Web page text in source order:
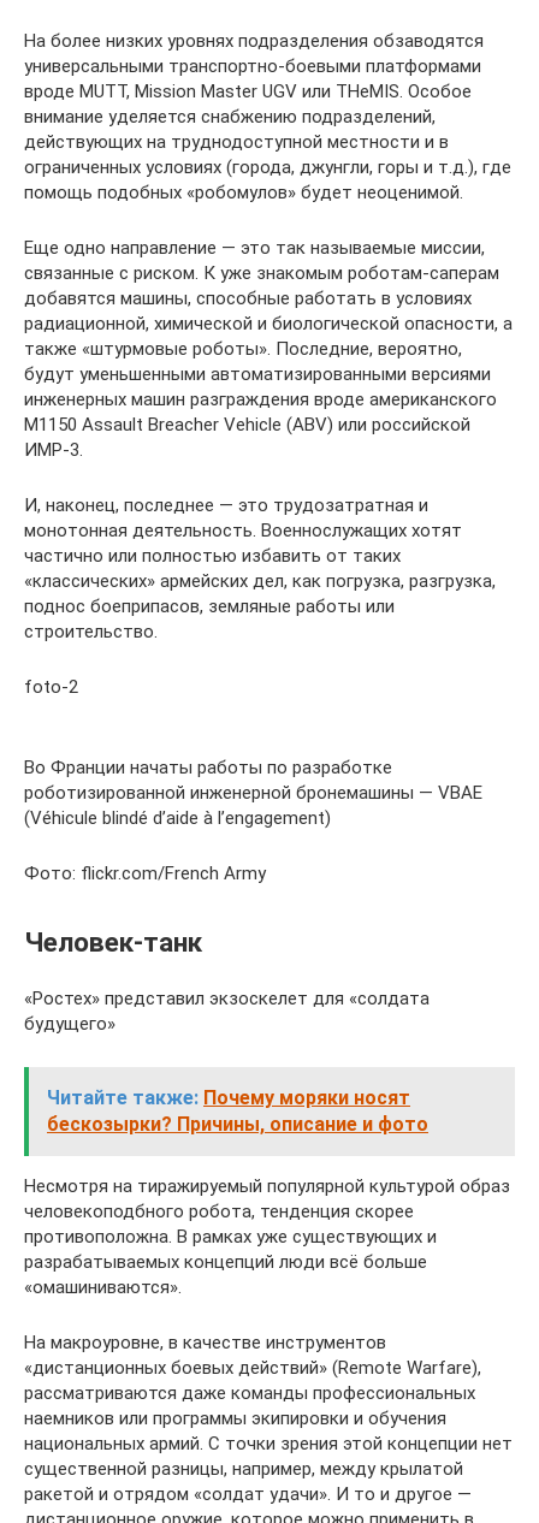
На более низких уровнях подразделения обзаводятся
универсальными транспортно-боевыми платформами
вроде MUTT, Mission Master UGV или THeMIS. Особое
внимание уделяется снабжению подразделений,
действующих на труднодоступной местности и в
ограниченных условиях (города, джунгли, горы и т.д.), где
помощь подобных «робомулов» будет неоценимой.
Еще одно направление — это так называемые миссии,
связанные с риском. К уже знакомым роботам-саперам
добавятся машины, способные работать в условиях
радиационной, химической и биологической опасности, а
также «штурмовые роботы». Последние, вероятно,
будут уменьшенными автоматизированными версиями
инженерных машин разграждения вроде американского
M1150 Assault Breacher Vehicle (ABV) или российской
ИМР-3.
И, наконец, последнее — это трудозатратная и
монотонная деятельность. Военнослужащих хотят
частично или полностью избавить от таких
«классических» армейских дел, как погрузка, разгрузка,
поднос боеприпасов, земляные работы или
строительство.
foto-2
Во Франции начаты работы по разработке
роботизированной инженерной бронемашины — VBAE
(Véhicule blindé d’aide à l’engagement)
Фото: flickr.com/French Army
Человек-танк
«Ростех» представил экзоскелет для «солдата
будущего»
Читайте также: Почему моряки носят
бескозырки? Причины, описание и фото
Несмотря на тиражируемый популярной культурой образ
человекоподбного робота, тенденция скорее
противоположна. В рамках уже существующих и
разрабатываемых концепций люди всё больше
«омашиниваются».
На макроуровне, в качестве инструментов
«дистанционных боевых действий» (Remote Warfare),
рассматриваются даже команды профессиональных
наемников или программы экипировки и обучения
национальных армий. С точки зрения этой концепции нет
существенной разницы, например, между крылатой
ракетой и отрядом «солдат удачи». И то и другое —